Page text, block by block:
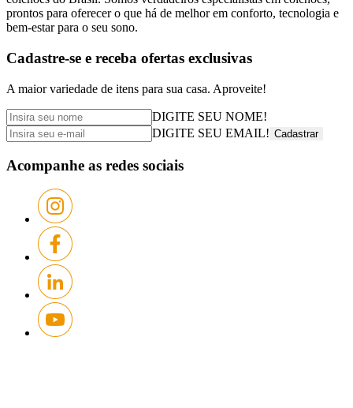
prontos para oferecer o que há de melhor em conforto, tecnologia e
bem-estar para o seu sono.
Cadastre-se e receba ofertas exclusivas
A maior variedade de itens para sua casa. Aproveite!
DIGITE SEU NOME!
DIGITE SEU EMAIL! Cadastrar
Acompanhe as redes sociais